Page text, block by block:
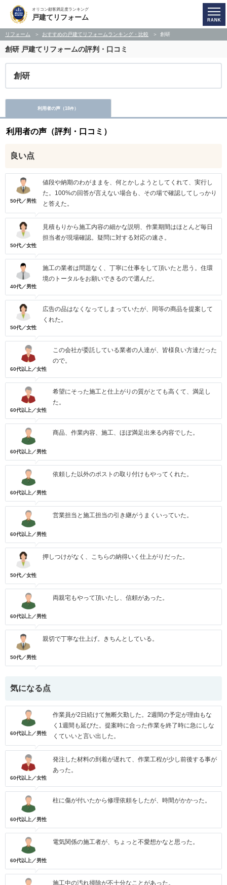
オリコン顧客満足度ランキング
戸建てリフォーム
リフォーム おすすめの戸建てリフォームランキング・比較 創研
創研 戸建てリフォームの評判・口コミ
創研
利用者の声（18件）
利用者の声（評判・口コミ）
良い点
50代／男性
値段や納期のわがままを、何とかしようとしてくれて、実行し
た。100%の回答が言えない場合も、その場で確認してしっかり
と答えた。
50代／女性
見積もりから施工内容の細かな説明、作業期間はほとんど毎日
担当者が現場確認。疑問に対する対応の速さ。
40代／男性
施工の業者は問題なく、丁寧に仕事をして頂いたと思う。住環
境のトータルをお願いできるので選んだ。
50代／女性
広告の品はなくなってしまっていたが、同等の商品を提案して
くれた。
60代以上／女性
この会社が委託している業者の人達が、皆様良い方達だった
ので。
60代以上／女性
希望にそった施工と仕上がりの質がとても高くて、満足し
た。
60代以上／男性
商品、作業内容、施工、ほぼ満足出来る内容でした。
60代以上／男性
依頼した以外のポストの取り付けもやってくれた。
60代以上／男性
営業担当と施工担当の引き継がうまくいっていた。
50代／女性
押しつけがなく、こちらの納得いく仕上がりだった。
60代以上／男性
両親宅もやって頂いたし、信頼があった。
50代／男性
親切で丁寧な仕上げ。きちんとしている。
気になる点
60代以上／男性
作業員が2日続けて無断欠勤した。2週間の予定が理由もな
く1週間も延びた。提案時に合った作業を終了時に急にしな
くていいと言い出した。
60代以上／女性
発注した材料の到着が遅れて、作業工程が少し前後する事が
あった。
60代以上／男性
柱に傷が付いたから修理依頼をしたが、時間がかかった。
60代以上／男性
電気関係の施工者が、ちょっと不愛想かなと思った。
施工中の汚れ掃除が不十分なことがあった。